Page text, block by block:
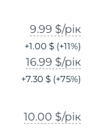
9.99 $/рік
+1.00 $ (+11%)
16.99 $/рік
+7.30 $ (+75%)
10.00 $/рік